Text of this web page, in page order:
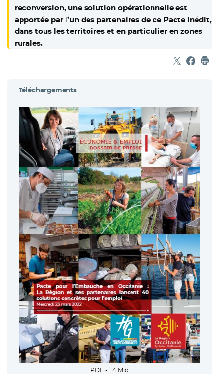
reconversion, une solution opérationnelle est
apportée par l’un des partenaires de ce Pacte inédit,
dans tous les territoires et en particulier en zones
rurales.
Partager
- Nouvelle
-
Téléchargements
PDF - 1.4 Mio